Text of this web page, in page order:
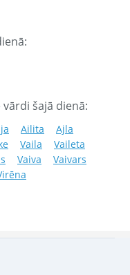
šajā dienā:
Ailita
Ajla
Vaila
Vaileta
Vaiva
Vaivars